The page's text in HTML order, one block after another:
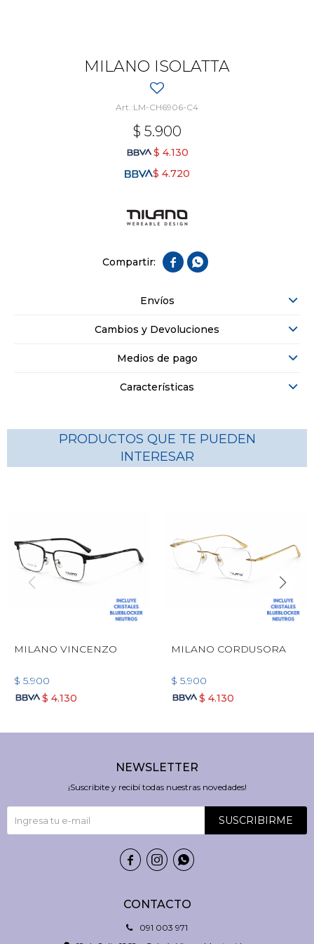
MILANO ISOLATTA
LM-CH6906-C4
$ 5.900
$ 4.130
$ 4.720
 
Envíos
Cambios y Devoluciones
Medios de pago
Características
PRODUCTOS QUE TE PUEDEN
INTERESAR
MILANO VINCENZO
$ 5.900
$ 4.130
MILANO CORDUSORA
$ 5.900
$ 4.130
CONTACTO
091 003 971
NEWSLETTER
¡Suscribite y recibí todas nuestras novedades!
SUSCRIBIRME
  